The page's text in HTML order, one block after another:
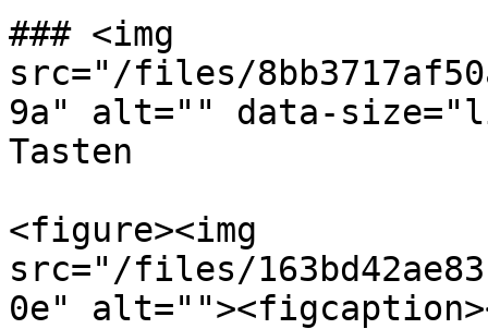
### <img
src="/files/
9a" alt="" data-
Tasten
<figure><img
src="/files/
0e"